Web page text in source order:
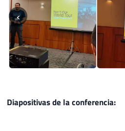
‹
Diapositivas de la conferencia: